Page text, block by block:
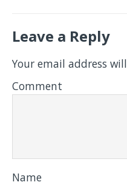
Leave a Reply
Your email address
Comment
Name